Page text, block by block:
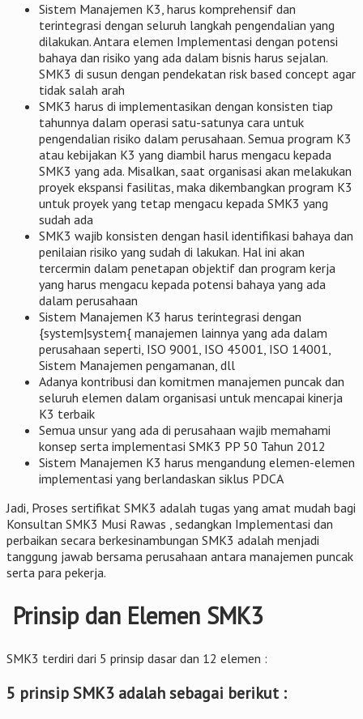
Sistem Manajemen K3, harus komprehensif dan
terintegrasi dengan seluruh langkah pengendalian yang
dilakukan. Antara elemen Implementasi dengan potensi
bahaya dan risiko yang ada dalam bisnis harus sejalan.
SMK3 di susun dengan pendekatan risk based concept agar
tidak salah arah
SMK3 harus di implementasikan dengan konsisten tiap
tahunnya dalam operasi satu-satunya cara untuk
pengendalian risiko dalam perusahaan. Semua program K3
atau kebijakan K3 yang diambil harus mengacu kepada
SMK3 yang ada. Misalkan, saat organisasi akan melakukan
proyek ekspansi fasilitas, maka dikembangkan program K3
untuk proyek yang tetap mengacu kepada SMK3 yang
sudah ada
SMK3 wajib konsisten dengan hasil identifikasi bahaya dan
penilaian risiko yang sudah di lakukan. Hal ini akan
tercermin dalam penetapan objektif dan program kerja
yang harus mengacu kepada potensi bahaya yang ada
dalam perusahaan
Sistem Manajemen K3 harus terintegrasi dengan
{system|system{ manajemen lainnya yang ada dalam
perusahaan seperti, ISO 9001, ISO 45001, ISO 14001,
Sistem Manajemen pengamanan, dll
Adanya kontribusi dan komitmen manajemen puncak dan
seluruh elemen dalam organisasi untuk mencapai kinerja
K3 terbaik
Semua unsur yang ada di perusahaan wajib memahami
konsep serta implementasi SMK3 PP 50 Tahun 2012
Sistem Manajemen K3 harus mengandung elemen-elemen
implementasi yang berlandaskan siklus PDCA
Jadi, Proses sertifikat SMK3 adalah tugas yang amat mudah bagi
Konsultan SMK3 Musi Rawas , sedangkan Implementasi dan
perbaikan secara berkesinambungan SMK3 adalah menjadi
tanggung jawab bersama perusahaan antara manajemen puncak
serta para pekerja.
Prinsip dan Elemen SMK3
SMK3 terdiri dari 5 prinsip dasar dan 12 elemen :
5 prinsip SMK3 adalah sebagai berikut :